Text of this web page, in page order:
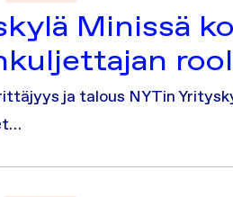
Minissä
ja talous NYTin